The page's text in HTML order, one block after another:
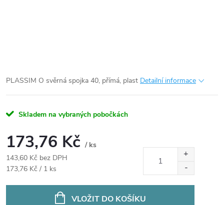
PLASSIM O svěrná spojka 40, přímá, plast Detailní informace
Skladem na vybraných pobočkách
173,76 Kč / ks
143,60 Kč bez DPH
Měrná
173,76 Kč / 1 ks
VLOŽIT DO KOŠÍKU